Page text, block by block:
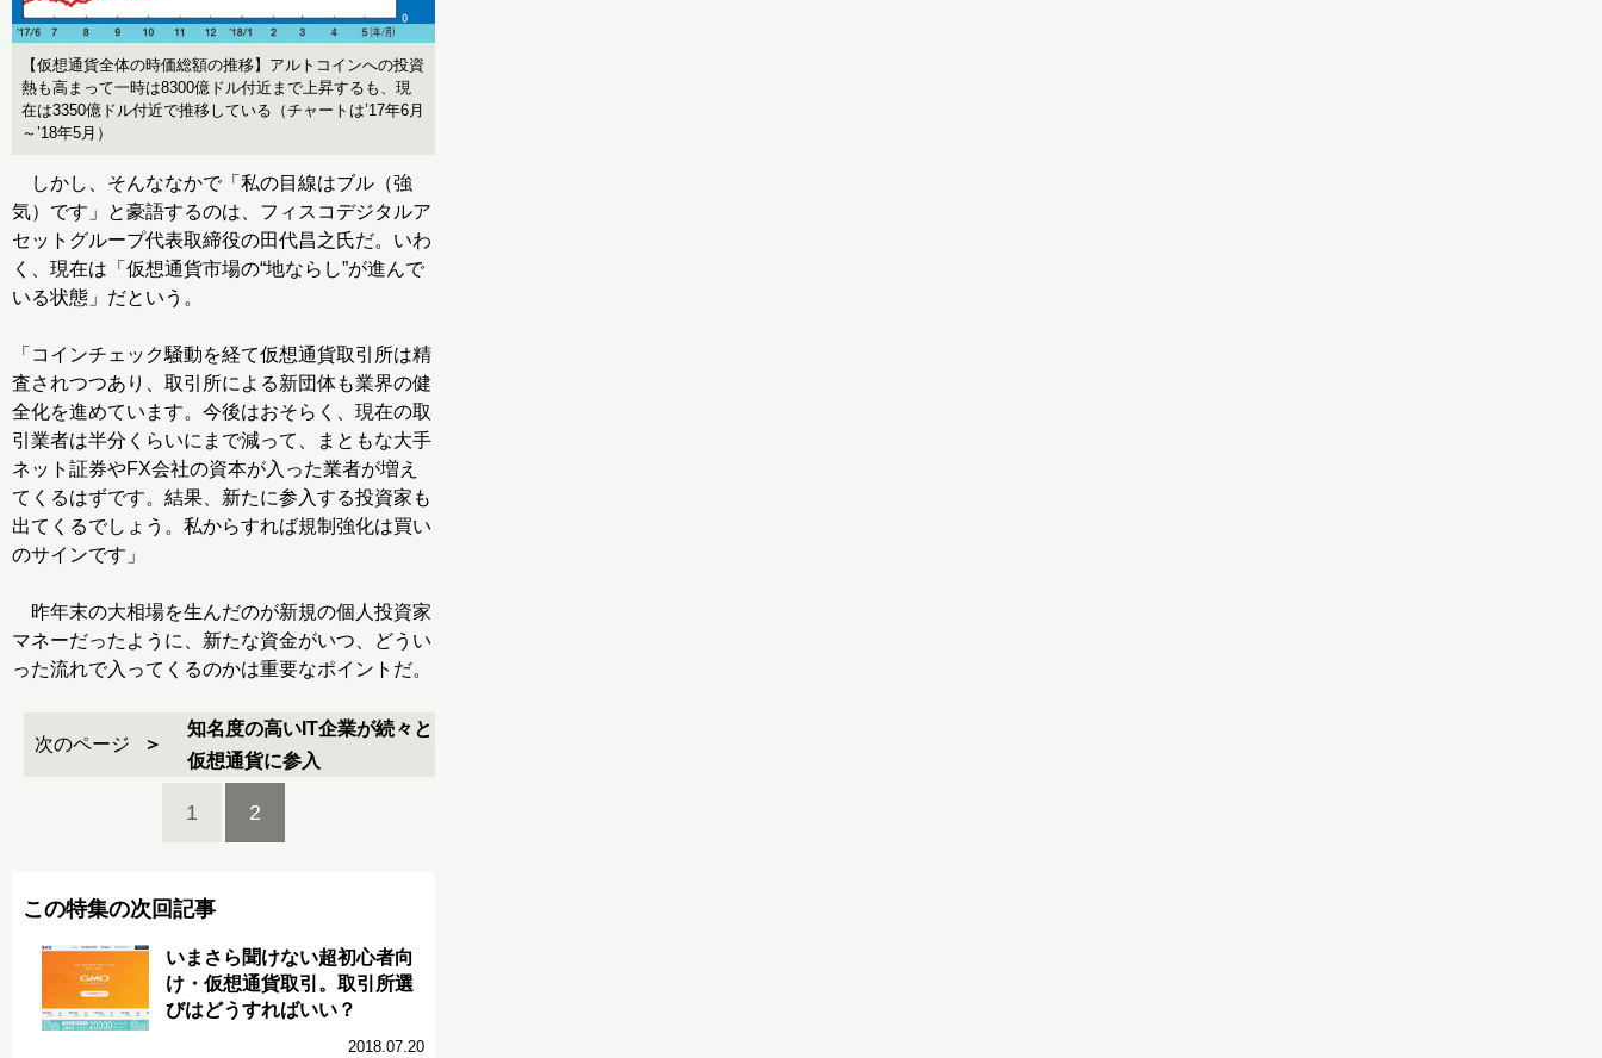
【仮想通貨全体の時価総額の推移】アルトコインへの投資
熱も高まって一時は8300億ドル付近まで上昇するも、現
在は3350億ドル付近で推移している（チャートは’17年6月
～’18年5月）
しかし、そんななかで「私の目線はブル（強
気）です」と豪語するのは、フィスコデジタルア
セットグループ代表取締役の田代昌之氏だ。いわ
く、現在は「仮想通貨市場の“地ならし”が進んで
いる状態」だという。
「コインチェック騒動を経て仮想通貨取引所は精
査されつつあり、取引所による新団体も業界の健
全化を進めています。今後はおそらく、現在の取
引業者は半分くらいにまで減って、まともな大手
ネット証券やFX会社の資本が入った業者が増え
てくるはずです。結果、新たに参入する投資家も
出てくるでしょう。私からすれば規制強化は買い
のサインです」
昨年末の大相場を生んだのが新規の個人投資家
マネーだったように、新たな資金がいつ、どうい
った流れで入ってくるのかは重要なポイントだ。
次のページ
知名度の高いIT企業が続々と
仮想通貨に参入
1 2
この特集の次回記事
いまさら聞けない超初心者向
け・仮想通貨取引。取引所選
びはどうすればいい？
2018.07.20